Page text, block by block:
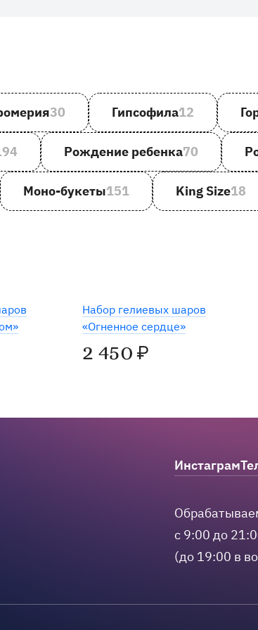
30 Гипсофила12
Рождение ребенка70
Моно-букеты151 King Size18
Набор гелиевых шаров
«Огненное сердце»
2 450 ₽
Max
Мы в соцсетях
Инстаграм
с 9:00 до
(до 19:00 в